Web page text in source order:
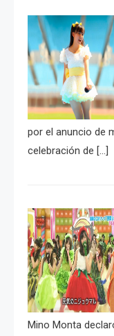
por el anuncio de
celebración de […]
Mino Monta